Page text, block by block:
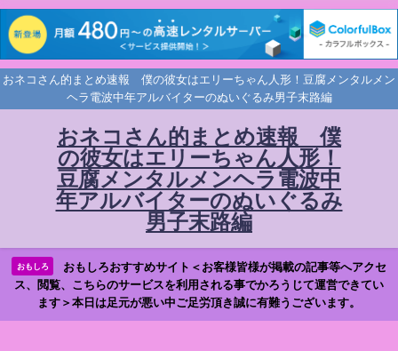
おネコさん的まとめ速報 僕の彼女はエリーちゃん人形！豆腐メンタルメン
ヘラ電波中年アルバイターのぬいぐるみ男子末路編
おネコさん的まとめ速報 僕
の彼女はエリーちゃん人形！
豆腐メンタルメンヘラ電波中
年アルバイターのぬいぐるみ
男子末路編
おもしろ
おもしろおすすめサイト＜お客様皆様が掲載の記事等へアクセ
ス、閲覧、こちらのサービスを利用される事でかろうじて運営できてい
ます＞本日は足元が悪い中ご足労頂き誠に有難うございます。